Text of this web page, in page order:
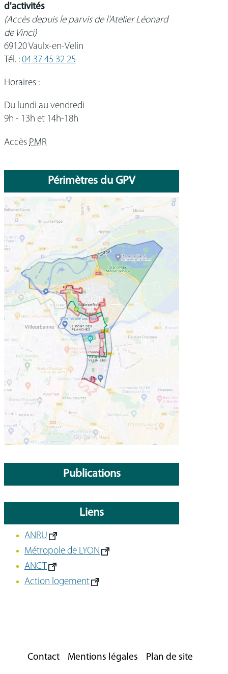
d'activités
(Accès depuis le parvis de l'Atelier Léonard
de Vinci)
69120 Vaulx-en-Velin
Tél. : 04 37 45 32 25
Horaires :
Du lundi au vendredi
9h - 13h et 14h-18h
Accès PMR
Périmètres du GPV
Publications
Liens
ANRU
Métropole de LYON
ANCT
Action logement
Contact Mentions légales Plan de site